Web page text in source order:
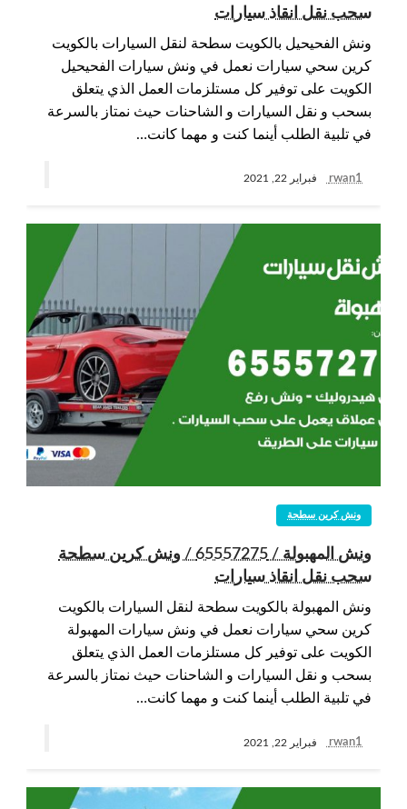
سحب نقل انقاذ سيارات
ونش الفحيحيل بالكويت سطحة لنقل السيارات بالكويت
كرين سحي سيارات نعمل في ونش سيارات الفحيحيل
الكويت على توفير كل مستلزمات العمل الذي يتعلق
بسحب و نقل السيارات و الشاحنات حيث نمتاز بالسرعة
في تلبية الطلب أينما كنت و مهما كانت…
rwan1 فبراير 22, 2021
ونش كرين سطحة
ونش المهبولة / 65557275 / ونش كرين سطحة
سحب نقل انقاذ سيارات
ونش المهبولة بالكويت سطحة لنقل السيارات بالكويت
كرين سحي سيارات نعمل في ونش سيارات المهبولة
الكويت على توفير كل مستلزمات العمل الذي يتعلق
بسحب و نقل السيارات و الشاحنات حيث نمتاز بالسرعة
في تلبية الطلب أينما كنت و مهما كانت…
rwan1 فبراير 22, 2021